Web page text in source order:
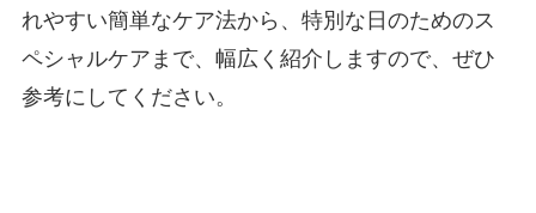
れやすい簡単なケア法から、特別な日のためのス
ペシャルケアまで、幅広く紹介しますので、ぜひ
参考にしてください。